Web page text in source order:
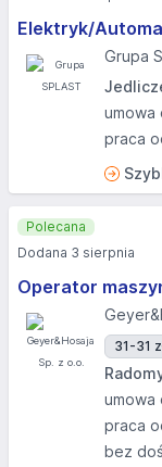
Elektryk/
Grupa
umowa
praca
Operator
31-31
umowa
praca
bez
Polecana
Dodana 3 sierpnia